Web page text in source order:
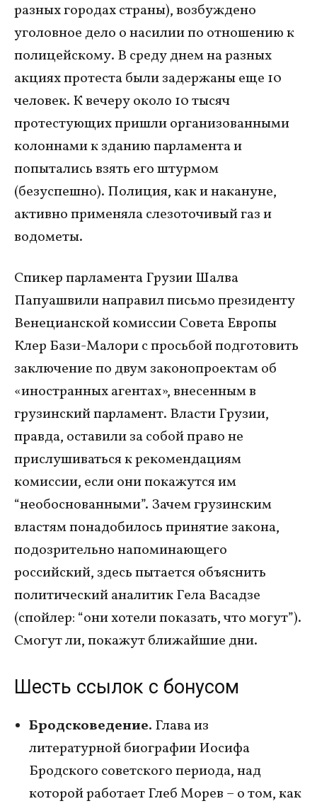
разных городах страны), возбуждено
уголовное дело о насилии по отношению к
полицейскому. В среду днем на разных
акциях протеста были задержаны еще 10
человек. К вечеру около 10 тысяч
протестующих пришли организованными
колоннами к зданию парламента и
попытались взять его штурмом
(безуспешно). Полиция, как и накануне,
активно применяла слезоточивый газ и
водометы.
Спикер парламента Грузии Шалва
Папуашвили направил письмо президенту
Венецианской комиссии Совета Европы
Клер Бази-Малори с просьбой подготовить
заключение по двум законопроектам об
«иностранных агентах», внесенным в
грузинский парламент. Власти Грузии,
правда, оставили за собой право не
прислушиваться к рекомендациям
комиссии, если они покажутся им
“необоснованными”. Зачем грузинским
властям понадобилось принятие закона,
подозрительно напоминающего
российский, здесь пытается объяснить
политический аналитик Гела Васадзе
(спойлер: “они хотели показать, что могут”).
Смогут ли, покажут ближайшие дни.
Шесть ссылок с бонусом
Бродсковедение. Глава из
литературной биографии Иосифа
Бродского советского периода, над
которой работает Глеб Морев – о том, как